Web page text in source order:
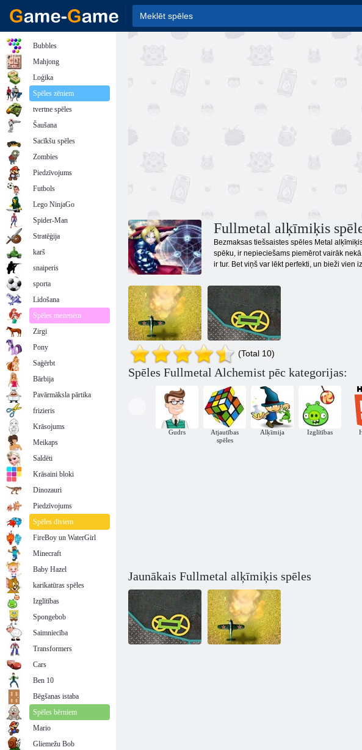
Fullmetal alķīmiķis
Bezmaksas tiešsaistes spēles Metal
spēku, ir nepieciešams piemērot vairāk
ir tur. Bet viņš var lēkt perfekti, un bieži vien
Tērauda riteņu
(Total 10)
Spēles Fullmetal Alchemist pēc kategorijas:
Gudrs
Atjautības
spēles
Alķīmija Izglītības
Jaunākais Fullmetal alķīmiķis spēles
Bubbles
Mahjong
Loģika
Spēles zēniem
tvertne spēles
Šaušana
Sacīkšu spēles
Zombies
Piedzīvojums
Futbols
Lego NinjaGo
Spider-Man
Stratēģija
karš
snaiperis
sporta
Lidošana
Spēles meitenēm
Zirgi
Pony
Saģērbt
Bārbija
Pavārmāksla pārtika
frizieris
Krāsojums
Meikaps
Saldēti
Krāsaini bloki
Dinozauri
Piedzīvojums
Spēles diviem
FireBoy un WaterGirl
Minecraft
Baby Hazel
karikatūras spēles
Izglītības
Spongebob
Saimniecība
Transformers
Cars
Ben 10
Bēgšanas istaba
Spēles bērniem
Mario
Gliemežu Bob